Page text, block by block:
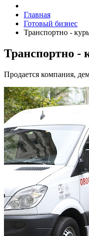
Главная
Готовый бизнес
Транспортно -
Транспортно -
Продается компания,